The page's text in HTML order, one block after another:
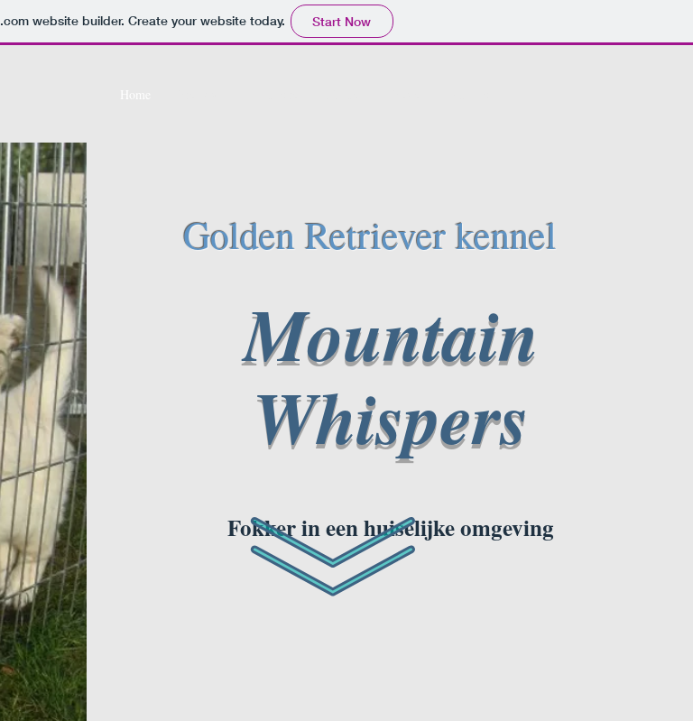
.comwebsite builder. Create your website today. Start Now
Golden Retriever kennel
Mountain
Whispers
Fokker in een huiselijke omgeving